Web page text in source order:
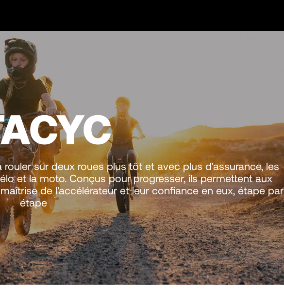
sur deux roues plus tôt et avec plus d'assurance, les
et la moto. Conçus pour progresser, ils permettent aux
de l'accélérateur et leur confiance en eux, étape par
étape